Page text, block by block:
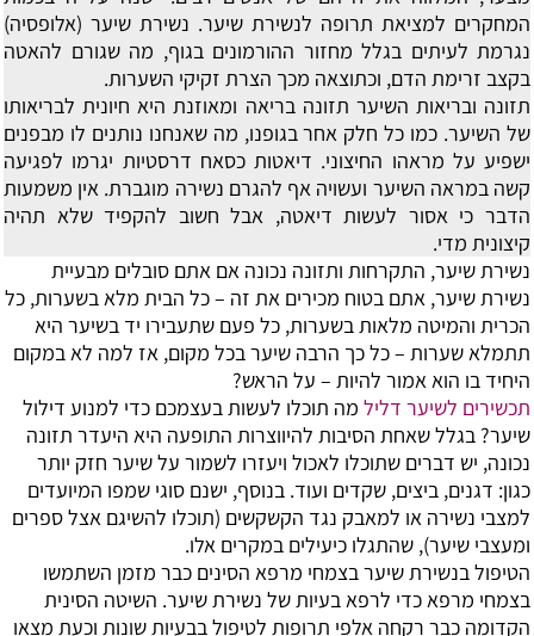
המחקרים למציאת תרופה לנשירת שיער. נשירת שיער (אלופסיה)
נגרמת לעיתים בגלל מחזור ההורמונים בגוף, מה שגורם להאטה
בקצב זרימת הדם, וכתוצאה מכך הצרת זקיקי השערות.
תזונה ובריאות השיער תזונה בריאה ומאוזנת היא חיונית לבריאותו
של השיער. כמו כל חלק אחר בגופנו, מה שאנחנו נותנים לו מבפנים
ישפיע על מראהו החיצוני. דיאטות כסאח דרסטיות יגרמו לפגיעה
קשה במראה השיער ועשויה אף להגרם נשירה מוגברת. אין משמעות
הדבר כי אסור לעשות דיאטה, אבל חשוב להקפיד שלא תהיה
קיצונית מדי.
נשירת שיער, התקרחות ותזונה נכונה אם אתם סובלים מבעיית
נשירת שיער, אתם בטוח מכירים את זה – כל הבית מלא בשערות, כל
הכרית והמיטה מלאות בשערות, כל פעם שתעבירו יד בשיער היא
תתמלא שערות – כל כך הרבה שיער בכל מקום, אז למה לא במקום
היחיד בו הוא אמור להיות – על הראש?
תכשירים לשיער דליל מה תוכלו לעשות בעצמכם כדי למנוע דילול
שיער? בגלל שאחת הסיבות להיווצרות התופעה היא היעדר תזונה
נכונה, יש דברים שתוכלו לאכול ויעזרו לשמור על שיער חזק יותר
כגון: דגנים, ביצים, שקדים ועוד. בנוסף, ישנם סוגי שמפו המיועדים
למצבי נשירה או למאבק נגד הקשקשים (תוכלו להשיגם אצל ספרים
ומעצבי שיער), שהתגלו כיעילים במקרים אלו.
הטיפול בנשירת שיער בצמחי מרפא הסינים כבר מזמן השתמשו
בצמחי מרפא כדי לרפא בעיות של נשירת שיער. השיטה הסינית
הקדומה כבר רקחה אלפי תרופות לטיפול בבעיות שונות וכעת מצאו